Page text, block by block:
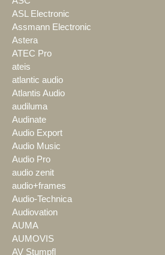
ASL Electronic
Assmann Electronic
Astera
ATEC Pro
ateis
atlantic audio
Atlantis Audio
audiluma
Audinate
Audio Export
Audio Music
Audio Pro
audio zenit
audio+frames
Audio-Technica
Audiovation
AUMA
AUMOVIS
AV Stumpfl